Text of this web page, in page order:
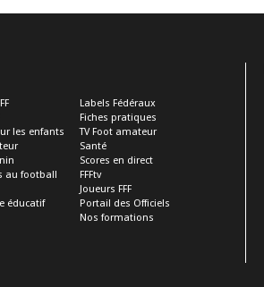
les enfants
au football
éducatif
Labels Fédéraux
Fiches pratiques
TV Foot amateur
Santé
Scores en direct
FFFtv
Joueurs FFF
Portail des Officiels
Nos formations